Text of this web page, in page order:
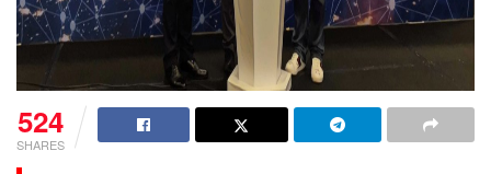
524
SHARES